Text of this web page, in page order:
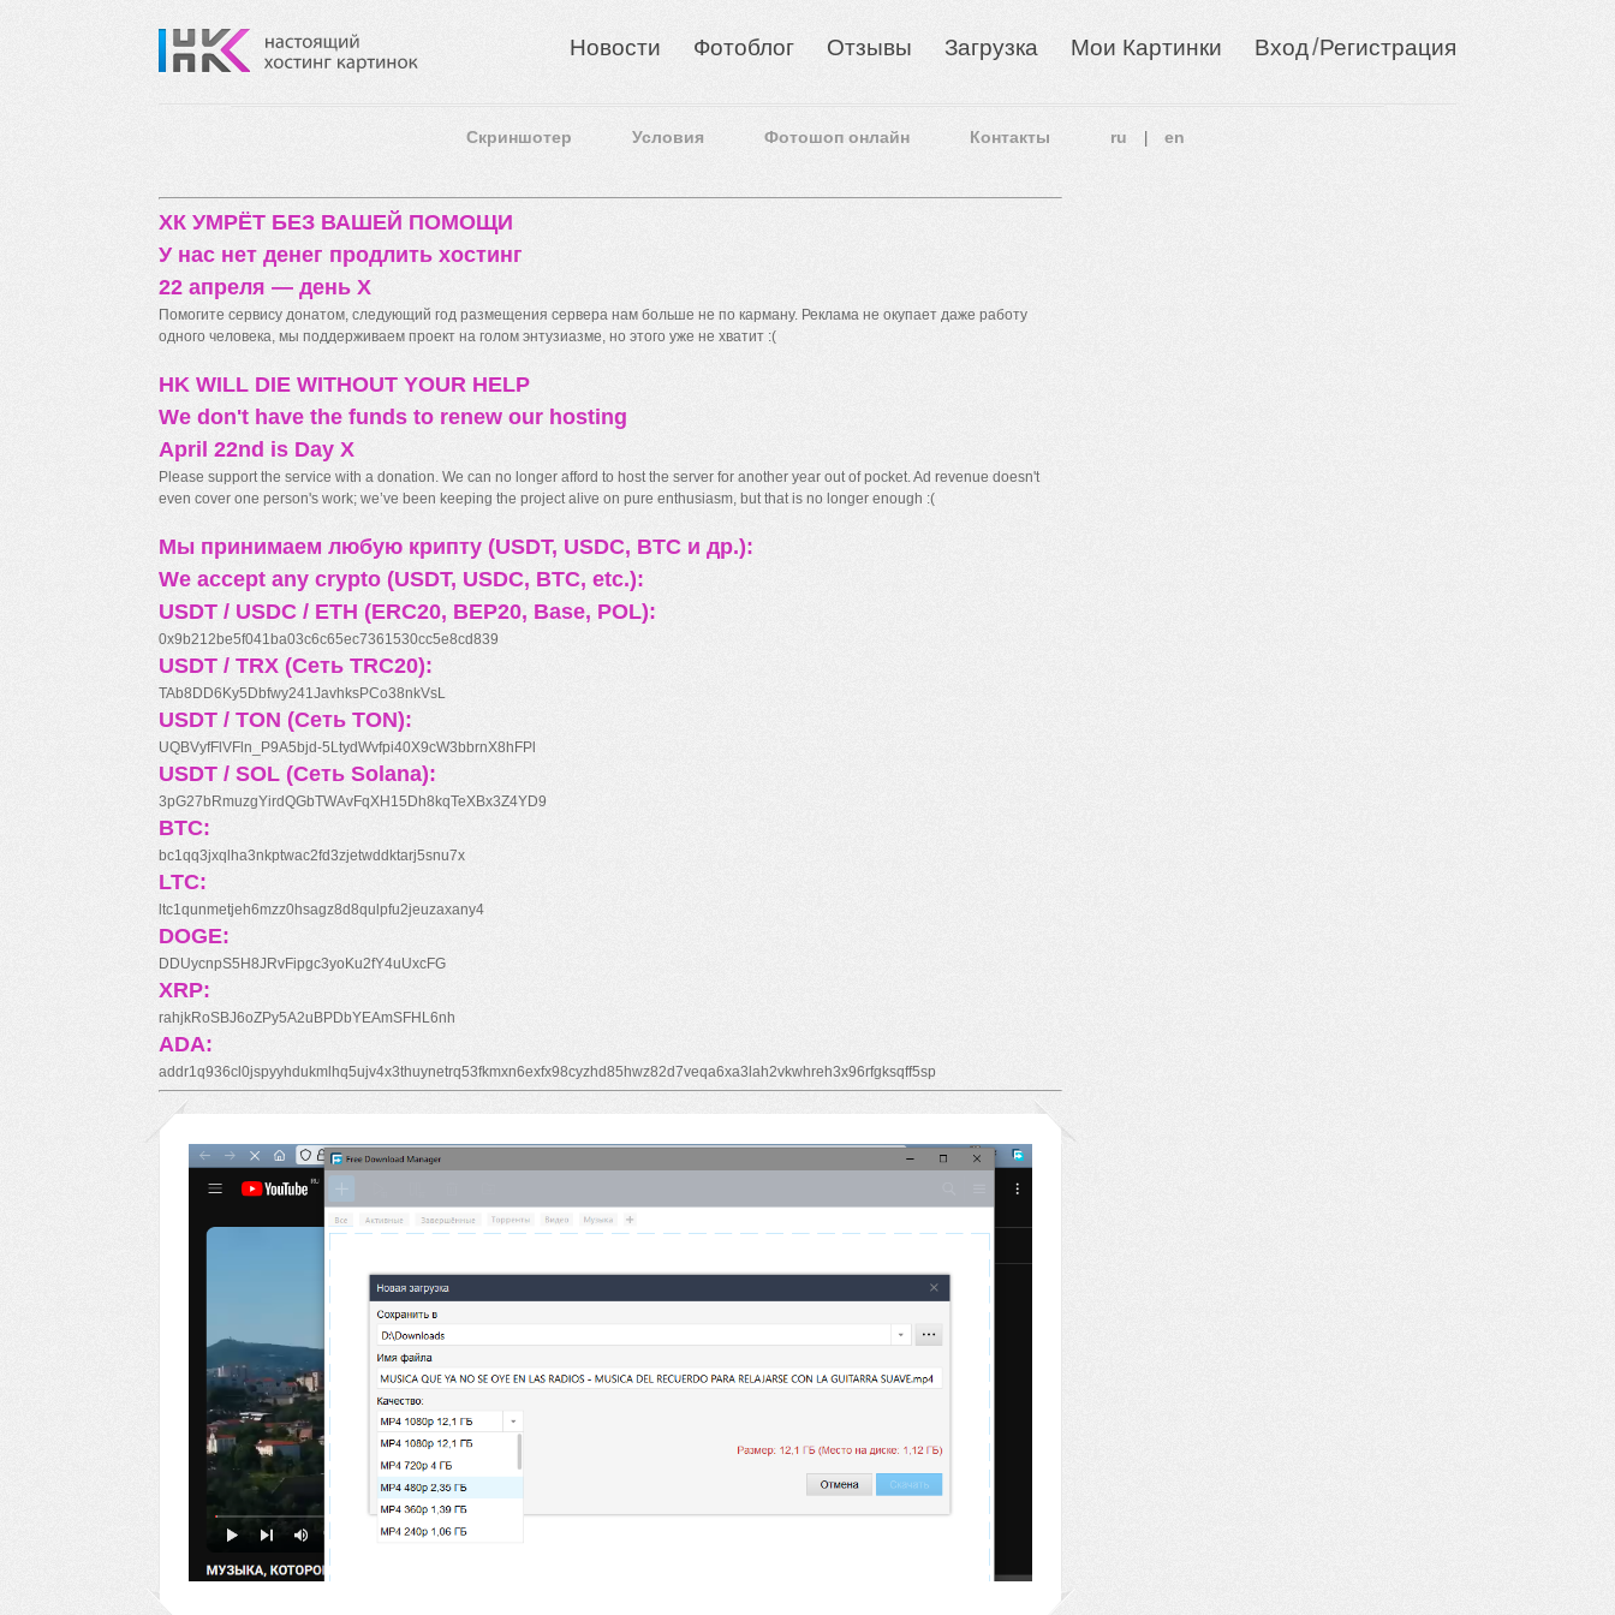
Новости Фотоблог Отзывы Загрузка Мои Картинки Вход/Регистрация
Скриншотер Условия Фотошоп онлайн Контакты ru en
ХК УМРЁТ БЕЗ ВАШЕЙ ПОМОЩИ
У нас нет денег продлить хостинг
22 апреля — день X
Помогите сервису донатом, следующий год размещения сервера нам больше не по карману. Реклама не окупает даже работу
одного человека, мы поддерживаем проект на голом энтузиазме, но этого уже не хватит :(
HK WILL DIE WITHOUT YOUR HELP
We don't have the funds to renew our hosting
April 22nd is Day X
Please support the service with a donation. We can no longer afford to host the server for another year out of pocket. Ad revenue doesn't
even cover one person's work; we’ve been keeping the project alive on pure enthusiasm, but that is no longer enough :(
Мы принимаем любую крипту (USDT, USDC, BTC и др.):
We accept any crypto (USDT, USDC, BTC, etc.):
USDT / USDC / ETH (ERC20, BEP20, Base, POL):
0x9b212be5f041ba03c6c65ec7361530cc5e8cd839
USDT / TRX (Сеть TRC20):
TAb8DD6Ky5Dbfwy241JavhksPCo38nkVsL
USDT / TON (Сеть TON):
UQBVyfFlVFln_P9A5bjd-5LtydWvfpi40X9cW3bbrnX8hFPl
USDT / SOL (Сеть Solana):
3pG27bRmuzgYirdQGbTWAvFqXH15Dh8kqTeXBx3Z4YD9
BTC:
bc1qq3jxqlha3nkptwac2fd3zjetwddktarj5snu7x
LTC:
ltc1qunmetjeh6mzz0hsagz8d8qulpfu2jeuzaxany4
DOGE:
DDUycnpS5H8JRvFipgc3yoKu2fY4uUxcFG
XRP:
rahjkRoSBJ6oZPy5A2uBPDbYEAmSFHL6nh
ADA:
addr1q936cl0jspyyhdukmlhq5ujv4x3thuynetrq53fkmxn6exfx98cyzhd85hwz82d7veqa6xa3lah2vkwhreh3x96rfgksqff5sp